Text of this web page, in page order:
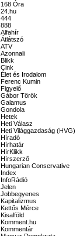
168 Óra
24.hu
444
888
Alfahír
Átlátszó
ATV
Azonnali
Blikk
Cink
Élet és Irodalom
Ferenc Kumin
Figyelő
Gábor Török
Galamus
Gondola
Hetek
Heti Válasz
Heti Világgazdaság (HVG)
Híradó
Hírhatár
HírKlikk
Hírszerző
Hungarian Conservative
Index
InfoRádió
Jelen
Jobbegyenes
Kapitalizmus
Kettős Mérce
Kisalföld
Komment.hu
Kommentár